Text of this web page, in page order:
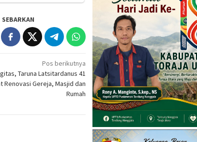
SEBARKAN
Pos berikutnya
Taruna Latsitardanus 41
Renovasi Gereja, Masjid dan
Rumah